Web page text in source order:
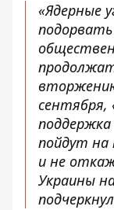
«Ядерные
сентября,
пойдут на
и не
Украины